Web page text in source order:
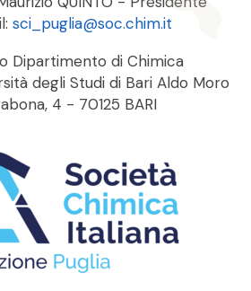
sci_puglia@soc.chim.it
Dipartimento di Chimica
degli Studi di Bari Aldo Moro
4 - 70125 BARI